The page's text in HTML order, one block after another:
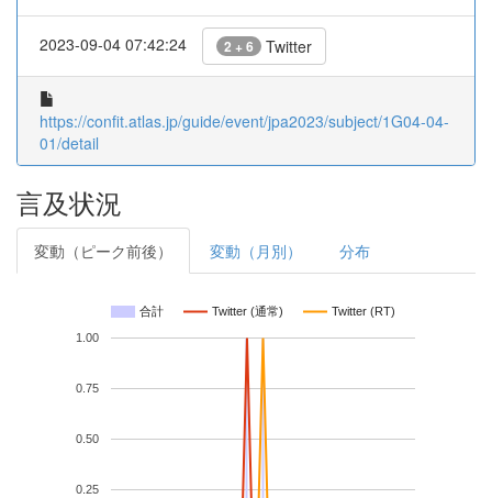
2023-09-04 07:42:24 2 + 6 Twitter
https://confit.atlas.jp/guide/event/jpa2023/subject/1G04-04-
01/detail
言及状況
変動（ピーク前後） 変動（月別） 分布
合計 Twitter (通常) Twitter (RT)
0.25
0.50
0.75
1.00